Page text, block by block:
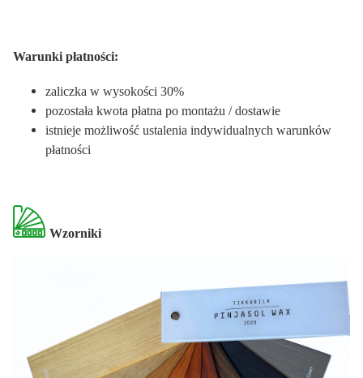
Warunki płatności:
zaliczka w wysokości 30%
pozostała kwota płatna po montażu / dostawie
istnieje możliwość ustalenia indywidualnych warunków
płatności
Wzorniki